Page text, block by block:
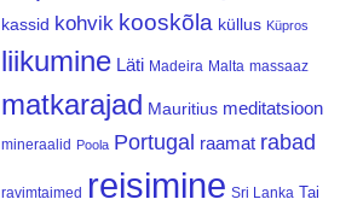
kassid kohvik kooskõla küllus Küpros
liikumine Läti Madeira Malta massaaz
matkarajad Mauritius meditatsioon
mineraalid Poola Portugal raamat rabad
ravimtaimed reisimine Sri Lanka Tai